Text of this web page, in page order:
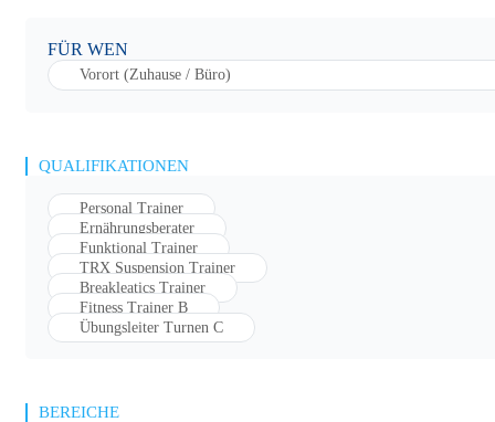
FÜR WEN
Vorort (Zuhause / Büro)
QUALIFIKATIONEN
Personal Trainer
Ernährungsberater
Funktional Trainer
TRX Suspension Trainer
Breakleatics Trainer
Fitness Trainer B
Übungsleiter Turnen C
BEREICHE